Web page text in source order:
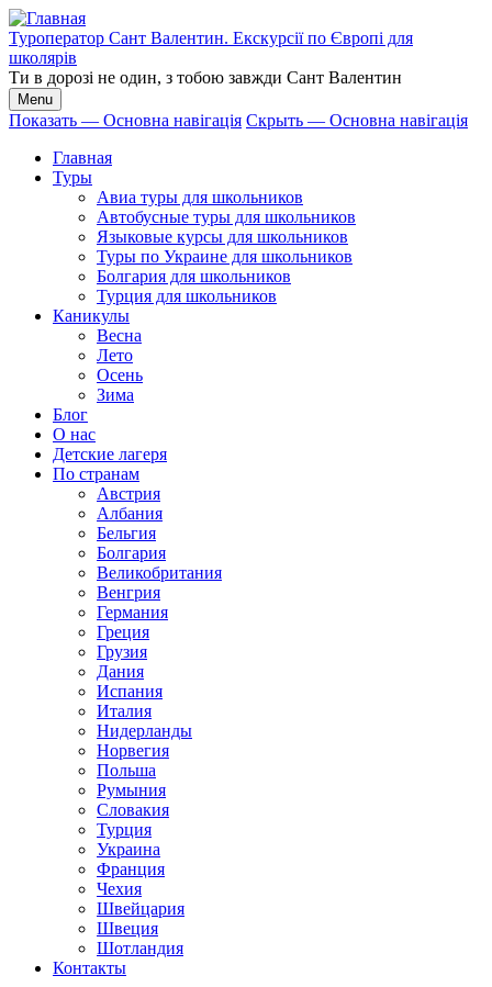
Перейти
к
основному
содержанию
Туроператор Сант Валентин. Екскурсії по Європі для
школярів
Ти в дорозі не один, з тобою завжди Сант Валентин
Menu
Основна
навігація
Показать — Основна навігація Скрыть — Основна навігація
Главная
Туры
Авиа туры для школьников
Автобусные туры для школьников
Языковые курсы для школьников
Туры по Украине для школьников
Болгария для школьников
Турция для школьников
Каникулы
Весна
Лето
Осень
Зима
Блог
О нас
Детские лагеря
По странам
Австрия
Албания
Бельгия
Болгария
Великобритания
Венгрия
Германия
Греция
Грузия
Дания
Испания
Италия
Нидерланды
Норвегия
Польша
Румыния
Словакия
Турция
Украина
Франция
Чехия
Швейцария
Швеция
Шотландия
Контакты